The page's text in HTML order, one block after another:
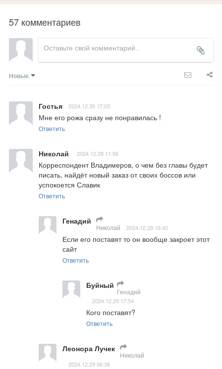
57 комментариев
Новые
Гостья 2024.12.30 17:03
Мне его рожа сразу не понравилась !
Ответить
Николай 2024.12.28 11:56
Корреспондент Владимеров, о чем без главы будет
писать, найдёт новый заказ от своих боссов или
успокоется Славик
Ответить
Генадий
Николай 2024.12.29 16:42
Если его поставят то он вообще закроет этот
сайт
Ответить
Буйный
Генадий
2024.12.29 17:54
Кого поставят?
Ответить
Леонора Лучек
Николай
2024.12.29 06:38